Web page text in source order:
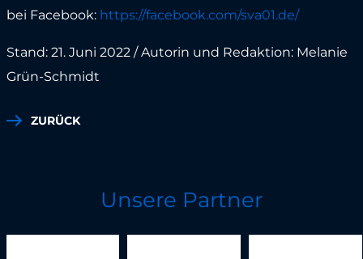
bei Facebook: https://facebook.com/sva01.de/
Stand: 21. Juni 2022 / Autorin und Redaktion: Melanie
Grün-Schmidt
ZURÜCK
Unsere Partner